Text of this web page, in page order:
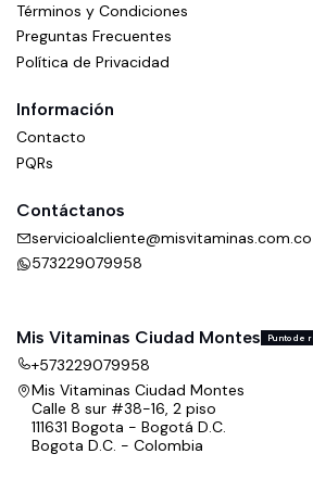
Términos y Condiciones
Preguntas Frecuentes
Política de Privacidad
Información
Contacto
PQRs
Contáctanos
servicioalcliente@misvitaminas.com.co
573229079958
Mis Vitaminas Ciudad Montes Punto de
+573229079958
Mis Vitaminas Ciudad Montes
Calle 8 sur #38-16, 2 piso
111631 Bogota - Bogotá D.C.
Bogota D.C. - Colombia